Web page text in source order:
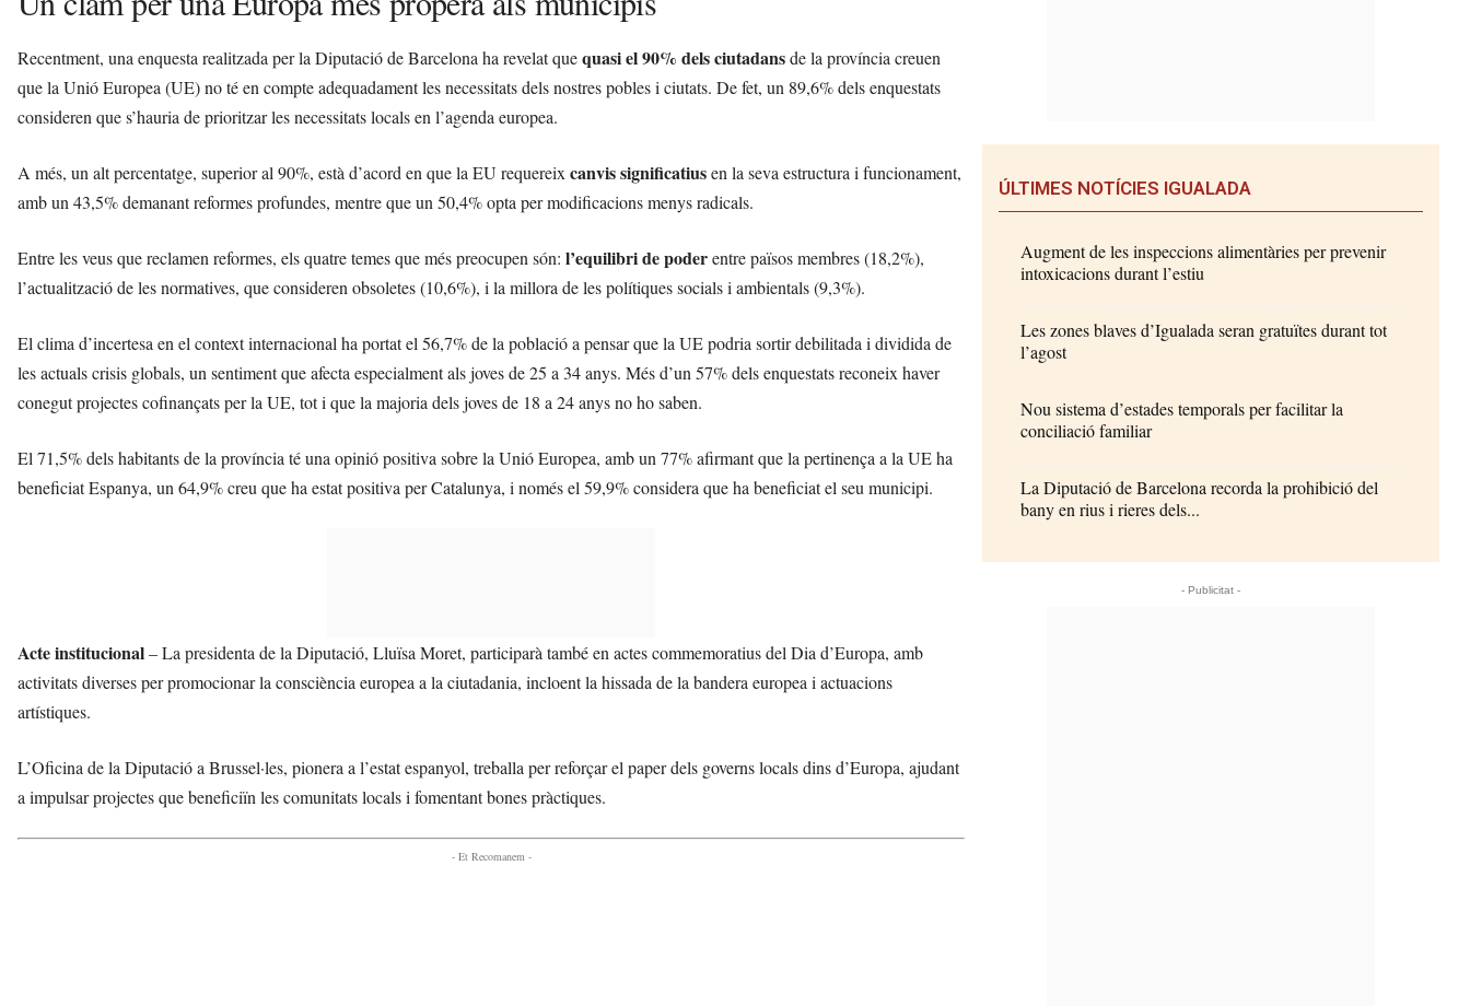
Recentment, una enquesta realitzada per la Diputació de Barcelona ha revelat quequasi el 90% dels ciutadansde la província creuen
que la Unió Europea (UE) no té en compte adequadament les necessitats dels nostres pobles i ciutats. De fet, un 89,6% dels enquestats
consideren que s’hauria de prioritzar les necessitats locals en l’agenda europea.
A més, un alt percentatge, superior al 90%, està d’acord en que la EU requereixcanvis significatiusen la seva estructura i funcionament,
amb un 43,5% demanant reformes profundes, mentre que un 50,4% opta per modificacions menys radicals.
Entre les veus que reclamen reformes, els quatre temes que més preocupen són: l’equilibri de poderentre països membres (18,2%),
l’actualització de les normatives, que consideren obsoletes (10,6%), i la millora de les polítiques socials i ambientals (9,3%).
El clima d’incertesa en el context internacional ha portat el 56,7% de la població a pensar que la UE podria sortir debilitada i dividida de
les actuals crisis globals, un sentiment que afecta especialment als joves de 25 a 34 anys. Més d’un 57% dels enquestats reconeix haver
conegut projectes cofinançats per la UE, tot i que la majoria dels joves de 18 a 24 anys no ho saben.
El 71,5% dels habitants de la província té una opinió positiva sobre la Unió Europea, amb un 77% afirmant que la pertinença a la UE ha
beneficiat Espanya, un 64,9% creu que ha estat positiva per Catalunya, i només el 59,9% considera que ha beneficiat el seu municipi.
Acte institucional– La presidenta de la Diputació, Lluïsa Moret, participarà també en actes commemoratius del Dia d’Europa, amb
activitats diverses per promocionar la consciència europea a la ciutadania, incloent la hissada de la bandera europea i actuacions
artístiques.
L’Oficina de la Diputació a Brussel·les, pionera a l’estat espanyol, treballa per reforçar el paper dels governs locals dins d’Europa, ajudant
a impulsar projectes que beneficiïn les comunitats locals i fomentant bones pràctiques.
- Et Recomanem -
ÚLTIMES NOTÍCIES IGUALADA
Augment de les inspeccions alimentàries per prevenir
intoxicacions durant l’estiu
Les zones blaves d’Igualada seran gratuïtes durant tot
l’agost
Nou sistema d’estades temporals per facilitar la
conciliació familiar
La Diputació de Barcelona recorda la prohibició del
bany en rius i rieres dels...
- Publicitat -